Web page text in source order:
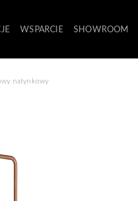
WSPARCIE SHOWROOM
natynkowy